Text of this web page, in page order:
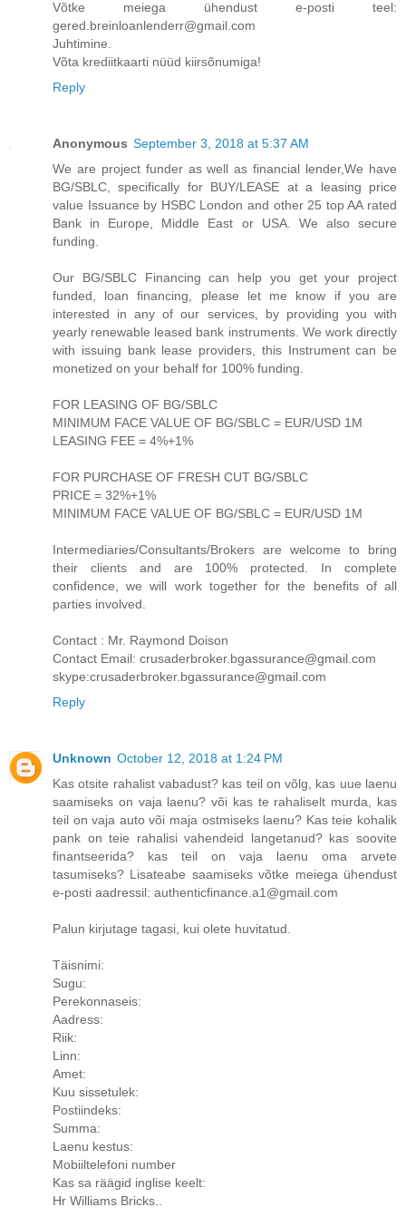
Võtke meiega ühendust e-posti teel:
gered.breinloanlenderr@gmail.com
Juhtimine.
Võta krediitkaarti nüüd kiirsõnumiga!
Reply
Anonymous September 3, 2018 at 5:37 AM
We are project funder as well as financial lender,We have
BG/SBLC, specifically for BUY/LEASE at a leasing price
value Issuance by HSBC London and other 25 top AA rated
Bank in Europe, Middle East or USA. We also secure
funding.
Our BG/SBLC Financing can help you get your project
funded, loan financing, please let me know if you are
interested in any of our services, by providing you with
yearly renewable leased bank instruments. We work directly
with issuing bank lease providers, this Instrument can be
monetized on your behalf for 100% funding.
FOR LEASING OF BG/SBLC
MINIMUM FACE VALUE OF BG/SBLC = EUR/USD 1M
LEASING FEE = 4%+1%
FOR PURCHASE OF FRESH CUT BG/SBLC
PRICE = 32%+1%
MINIMUM FACE VALUE OF BG/SBLC = EUR/USD 1M
Intermediaries/Consultants/Brokers are welcome to bring
their clients and are 100% protected. In complete
confidence, we will work together for the benefits of all
parties involved.
Contact : Mr. Raymond Doison
Contact Email: crusaderbroker.bgassurance@gmail.com
skype:crusaderbroker.bgassurance@gmail.com
Reply
Unknown October 12, 2018 at 1:24 PM
Kas otsite rahalist vabadust? kas teil on võlg, kas uue laenu
saamiseks on vaja laenu? või kas te rahaliselt murda, kas
teil on vaja auto või maja ostmiseks laenu? Kas teie kohalik
pank on teie rahalisi vahendeid langetanud? kas soovite
finantseerida? kas teil on vaja laenu oma arvete
tasumiseks? Lisateabe saamiseks võtke meiega ühendust
e-posti aadressil: authenticfinance.a1@gmail.com
Palun kirjutage tagasi, kui olete huvitatud.
Täisnimi:
Sugu:
Perekonnaseis:
Aadress:
Riik:
Linn:
Amet:
Kuu sissetulek:
Postiindeks:
Summa:
Laenu kestus:
Mobiiltelefoni number
Kas sa räägid inglise keelt:
Hr Williams Bricks..